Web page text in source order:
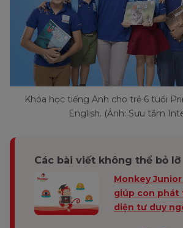
Khóa học tiếng Anh cho trẻ 6 tuổi
English. (Ảnh: Sưu tầm
Các bài viết không thể bỏ lỡ
Monkey
giúp con phát
diện tư duy